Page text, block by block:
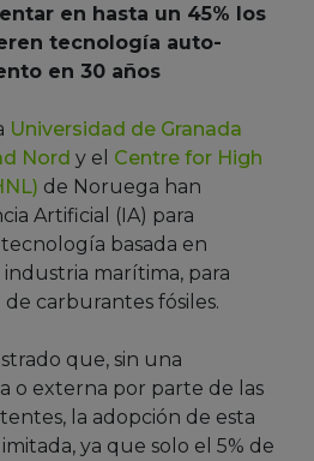
en hasta un 45% los
tecnología auto-
en 30 años
Universidad de Granada
Nord y el Centre for High
de Noruega han
Artificial (IA) para
basada en
marítima, para
carburantes fósiles.
que, sin una
o externa por parte de las
la adopción de esta
ya que solo el 5% de